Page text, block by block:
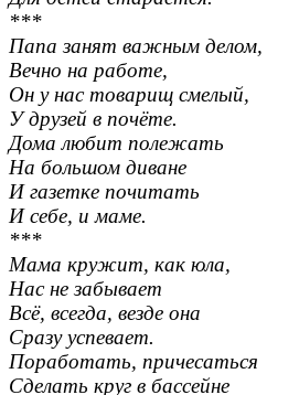
***
Папа занят важным делом,
Вечно на работе,
Он у нас товарищ смелый,
У друзей в почёте.
Дома любит полежать
На большом диване
И газетке почитать
И себе, и маме.
***
Мама кружит, как юла,
Нас не забывает
Всё, всегда, везде она
Сразу успевает.
Поработать, причесаться
Сделать круг в бассейне